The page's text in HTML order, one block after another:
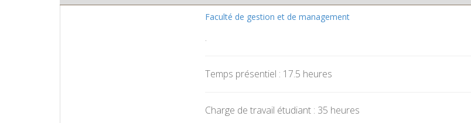
Faculté de gestion et de management
.
Temps présentiel : 17.5 heures
Charge de travail étudiant : 35 heures